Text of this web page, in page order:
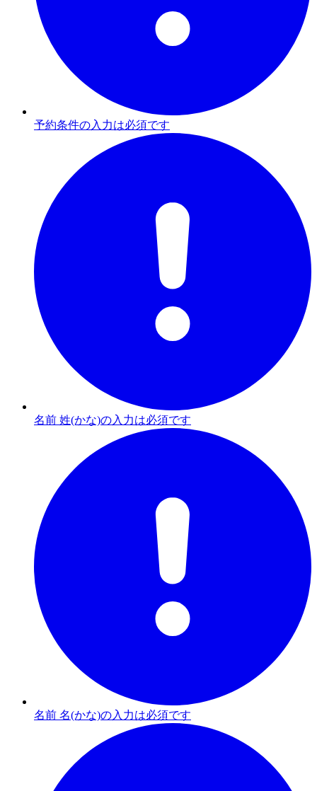
予約条件の入力は必須です
名前 姓(かな)の入力は必須です
名前 名(かな)の入力は必須です